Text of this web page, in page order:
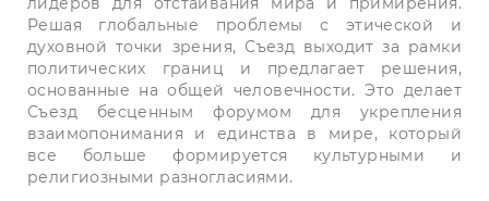
Решая глобальные проблемы с этической и
духовной точки зрения, Съезд выходит за рамки
политических границ и предлагает решения,
основанные на общей человечности. Это делает
Съезд бесценным форумом для укрепления
взаимопонимания и единства в мире, который
все больше формируется культурными и
религиозными разногласиями.